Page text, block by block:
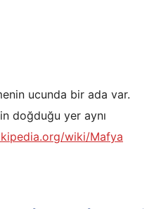
ucunda bir ada var.
doğduğu yer aynı
wiki/Mafya